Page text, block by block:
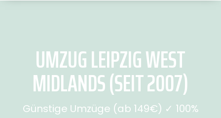
UMZUG LEIPZIG WEST
MIDLANDS (SEIT 2007)
Günstige Umzüge (ab 149€) ✓ 100%